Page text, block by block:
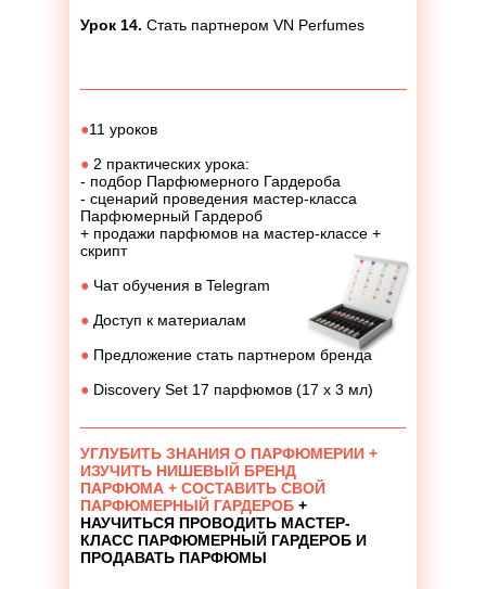
Урок 14. Стать партнером VN Perfumes
●11 уроков
● 2 практических урока:
- подбор Парфюмерного Гардероба
- сценарий проведения мастер-класса
Парфюмерный Гардероб
+ продажи парфюмов на мастер-классе +
скрипт
● Чат обучения в Telegram
● Доступ к материалам
● Предложение стать партнером бренда
● Discovery Set 17 парфюмов (17 х 3 мл)
УГЛУБИТЬ ЗНАНИЯ О ПАРФЮМЕРИИ +
ИЗУЧИТЬ НИШЕВЫЙ БРЕНД
ПАРФЮМА + СОСТАВИТЬ СВОЙ
ПАРФЮМЕРНЫЙ ГАРДЕРОБ +
НАУЧИТЬСЯ ПРОВОДИТЬ МАСТЕР-
КЛАСС ПАРФЮМЕРНЫЙ ГАРДЕРОБ И
ПРОДАВАТЬ ПАРФЮМЫ